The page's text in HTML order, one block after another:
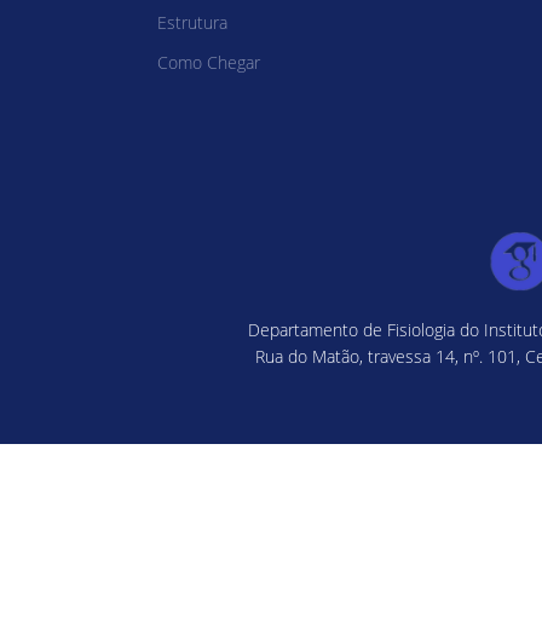
Estrutura
Como Chegar
Departamento de Fisiologia do
Rua do Matão, travessa 14, nº. 101,